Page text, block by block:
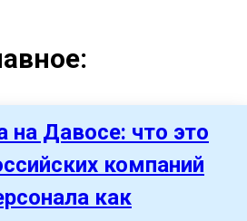
на Давосе: что это
компаний
как